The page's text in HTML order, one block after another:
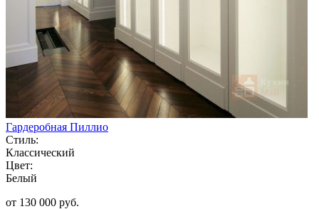
Гардеробная Пиллио
Стиль:
Классический
Цвет:
Белый
от 130 000 руб.